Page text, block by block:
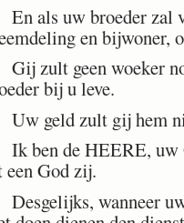
En als uw broeder zal
en bijwoner,
Gij zult geen woeker
bij u leve.
Uw geld zult gij hem
Ik ben de HEERE, uw
een God zij.
Desgelijks, wanneer